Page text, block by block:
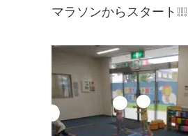
マラソンからスタート❕❕❕